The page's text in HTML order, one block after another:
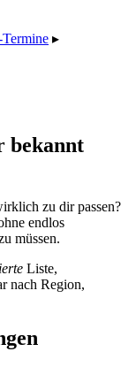
▸
bekannt
zu dir passen?
endlos
müssen.
Liste,
nach Region,